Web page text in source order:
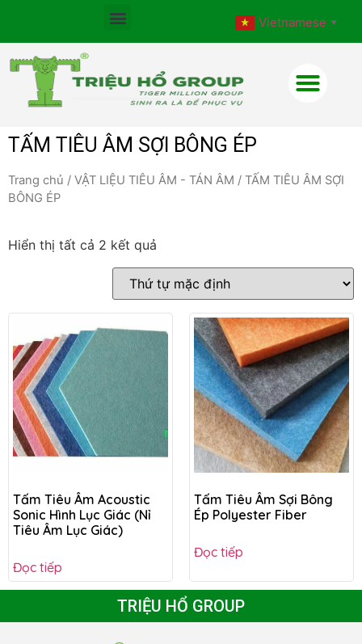
Vietnamese ▼
TẤM TIÊU ÂM SỢI BÔNG ÉP
Trang chủ / VẬT LIỆU TIÊU ÂM - TÁN ÂM / TẤM TIÊU ÂM SỢI
BÔNG ÉP
Hiển thị tất cả 2 kết quả
Tấm Tiêu Âm Acoustic
Sonic Hình Lục Giác (Nỉ
Tiêu Âm Lục Giác)
Đọc tiếp
Tấm Tiêu Âm Sợi Bông
Ép Polyester Fiber
Đọc tiếp
TRIỆU HỔ GROUP